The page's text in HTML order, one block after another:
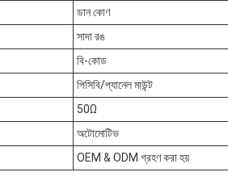
ডান কোণ
সাদা রঙ
বি-কোড
পিসিবি/প্যানেল মাউন্ট
50Ω
অটোমোটিভ
OEM & ODM গ্রহণ করা হয়